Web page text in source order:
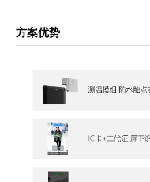
方案优势